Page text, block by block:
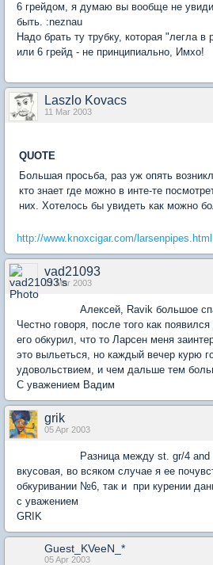
6 грейдом, я думаю вы вообще не
быть. :neznau
Надо брать ту трубку, которая "легла в
или 6 грейд - не принципиально, Имхо!
Laszlo Kovacs
11 Mar 2003
QUOTE
Большая просьба, раз уж опять
кто знает где можно в инте-те
них. Хотелось бы увидеть как можно
http://www.knoxcigar.com/larsenpipes.html
vad21093
11 Mar 2003
Алексей, Ravik большое
Честно говоря, после того как
его обкурил, что то Ларсен меня
это выльеться, но каждый вечер курю
удовольствием, и чем дальше тем
С уважением Вадим
grik
05 Apr 2003
Разница между st. gr/4 and 6
вкусовая, во всяком случае я ее
обкуривании №6, так и при курении
с уважением
GRIK
Guest_KVeeN_*
05 Apr 2003